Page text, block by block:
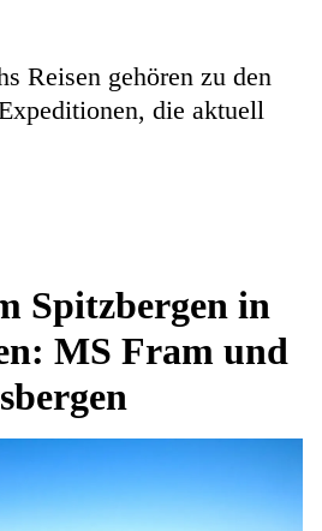
Reisen gehören zu den
die aktuell
Spitzbergen in
MS Fram und